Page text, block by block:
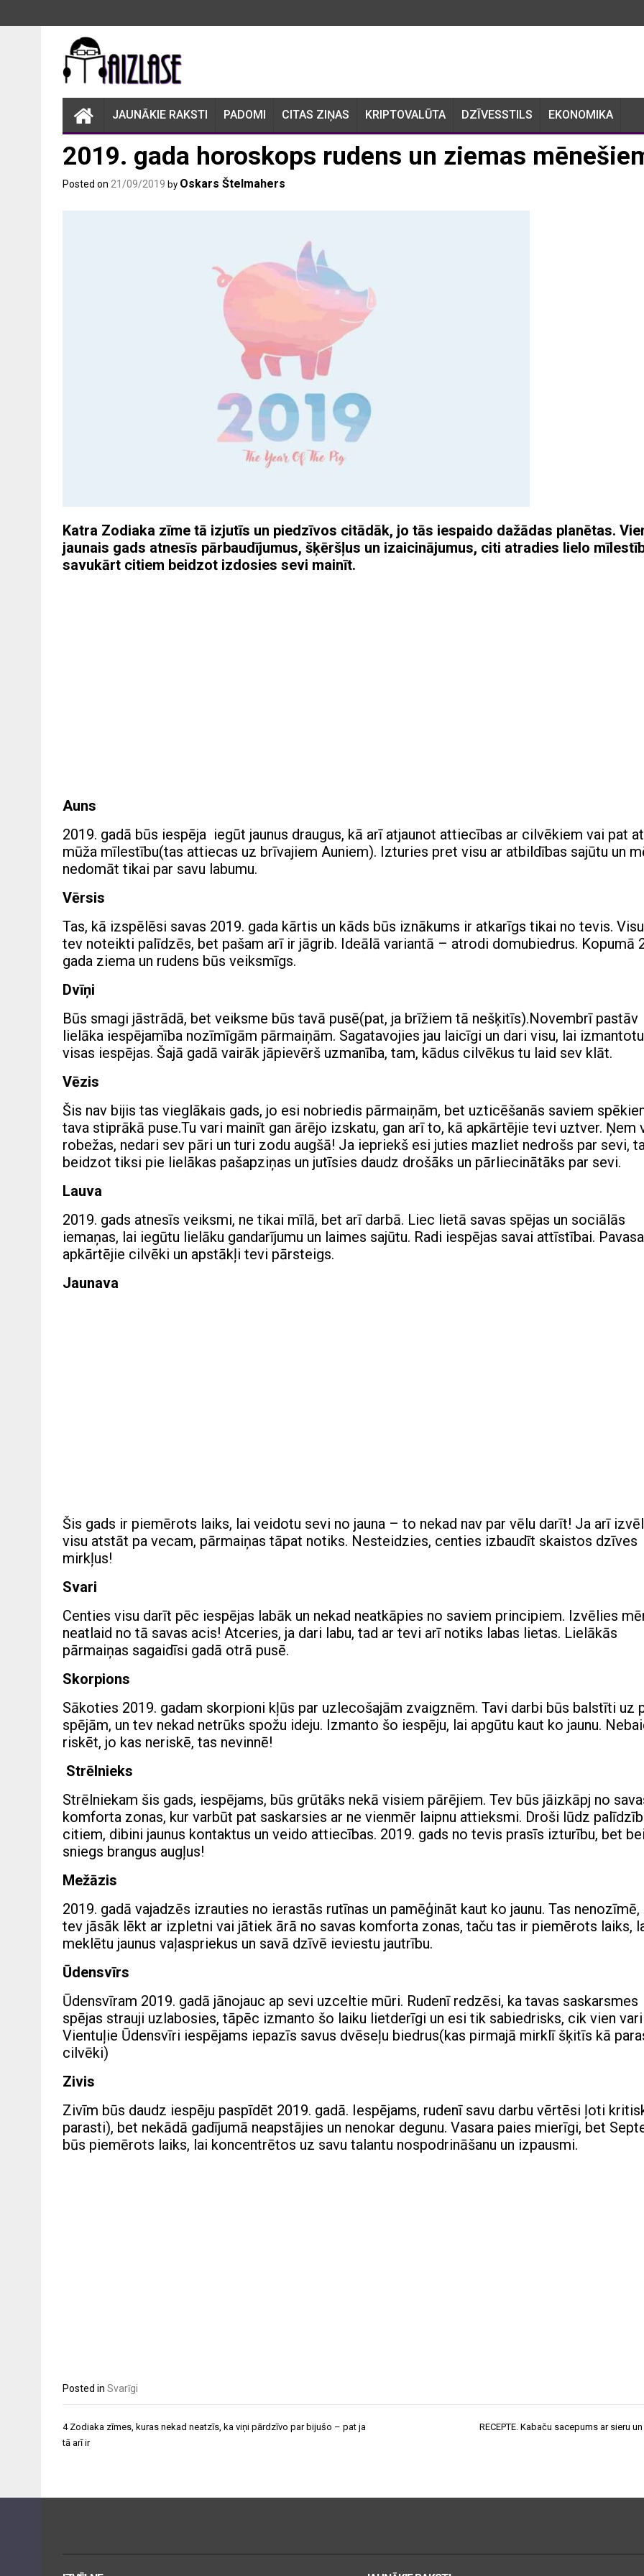
JAUNĀKIE RAKSTI PADOMI CITAS ZIŅAS KRIPTOVALŪTA DZĪVESSTILS EKONOMIKA
2019. gada horoskops rudens un ziemas
Posted on 21/09/2019 by Oskars Štelmahers
Katra Zodiaka zīme tā izjutīs un piedzīvos citādāk, jo tās iespaido dažādas planētas.
jaunais gads atnesīs pārbaudījumus, šķēršļus un izaicinājumus, citi atradies lielo
savukārt citiem beidzot izdosies sevi mainīt.
Auns
2019. gadā būs iespēja iegūt jaunus draugus, kā arī atjaunot attiecības ar cilvēkiem vai pat
mūža mīlestību(tas attiecas uz brīvajiem Auniem). Izturies pret visu ar atbildības sajūtu un
nedomāt tikai par savu labumu.
Vērsis
Tas, kā izspēlēsi savas 2019. gada kārtis un kāds būs iznākums ir atkarīgs tikai no tevis.
tev noteikti palīdzēs, bet pašam arī ir jāgrib. Ideālā variantā – atrodi domubiedrus. Kopumā
gada ziema un rudens būs veiksmīgs.
Dvīņi
Būs smagi jāstrādā, bet veiksme būs tavā pusē(pat, ja brīžiem tā nešķitīs).Novembrī pastāv
lielāka iespējamība nozīmīgām pārmaiņām. Sagatavojies jau laicīgi un dari visu, lai izmantotu
visas iespējas. Šajā gadā vairāk jāpievērš uzmanība, tam, kādus cilvēkus tu laid sev klāt.
Vēzis
Šis nav bijis tas vieglākais gads, jo esi nobriedis pārmaiņām, bet uzticēšanās saviem
tava stiprākā puse.Tu vari mainīt gan ārējo izskatu, gan arī to, kā apkārtējie tevi uztver. Ņem
robežas, nedari sev pāri un turi zodu augšā! Ja iepriekš esi juties mazliet nedrošs par sevi,
beidzot tiksi pie lielākas pašapziņas un jutīsies daudz drošāks un pārliecinātāks par sevi.
Lauva
2019. gads atnesīs veiksmi, ne tikai mīlā, bet arī darbā. Liec lietā savas spējas un sociālās
iemaņas, lai iegūtu lielāku gandarījumu un laimes sajūtu. Radi iespējas savai attīstībai.
apkārtējie cilvēki un apstākļi tevi pārsteigs.
Jaunava
Šis gads ir piemērots laiks, lai veidotu sevi no jauna – to nekad nav par vēlu darīt! Ja arī
visu atstāt pa vecam, pārmaiņas tāpat notiks. Nesteidzies, centies izbaudīt skaistos dzīves
mirkļus!
Svari
Centies visu darīt pēc iespējas labāk un nekad neatkāpies no saviem principiem. Izvēlies
neatlaid no tā savas acis! Atceries, ja dari labu, tad ar tevi arī notiks labas lietas. Lielākās
pārmaiņas sagaidīsi gadā otrā pusē.
Skorpions
Sākoties 2019. gadam skorpioni kļūs par uzlecošajām zvaigznēm. Tavi darbi būs balstīti uz
spējām, un tev nekad netrūks spožu ideju. Izmanto šo iespēju, lai apgūtu kaut ko jaunu.
riskēt, jo kas neriskē, tas nevinnē!
Strēlnieks
Strēlniekam šis gads, iespējams, būs grūtāks nekā visiem pārējiem. Tev būs jāizkāpj no
komforta zonas, kur varbūt pat saskarsies ar ne vienmēr laipnu attieksmi. Droši lūdz
citiem, dibini jaunus kontaktus un veido attiecības. 2019. gads no tevis prasīs izturību, bet
sniegs brangus augļus!
Mežāzis
2019. gadā vajadzēs izrauties no ierastās rutīnas un pamēģināt kaut ko jaunu. Tas nenozīmē,
tev jāsāk lēkt ar izpletni vai jātiek ārā no savas komforta zonas, taču tas ir piemērots laiks,
meklētu jaunus vaļaspriekus un savā dzīvē ieviestu jautrību.
Ūdensvīrs
Ūdensvīram 2019. gadā jānojauc ap sevi uzceltie mūri. Rudenī redzēsi, ka tavas saskarsmes
spējas strauji uzlabosies, tāpēc izmanto šo laiku lietderīgi un esi tik sabiedrisks, cik vien
Vientuļie Ūdensvīri iespējams iepazīs savus dvēseļu biedrus(kas pirmajā mirklī šķitīs kā
cilvēki)
Zivis
Zivīm būs daudz iespēju paspīdēt 2019. gadā. Iespējams, rudenī savu darbu vērtēsi ļoti
parasti), bet nekādā gadījumā neapstājies un nenokar degunu. Vasara paies mierīgi, bet
būs piemērots laiks, lai koncentrētos uz savu talantu nospodrināšanu un izpausmi.
Posted in Svarīgi
Post
navigation
4 Zodiaka zīmes, kuras nekad neatzīs, ka viņi pārdzīvo par bijušo – pat ja
tā arī ir
RECEPTE. Kabaču sacepums ar sieru